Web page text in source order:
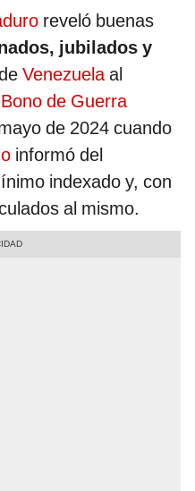
reveló buenas
jubilados y
Venezuelaal
Bono de Guerra
de 2024 cuando
informó del
indexado y, con
al mismo.